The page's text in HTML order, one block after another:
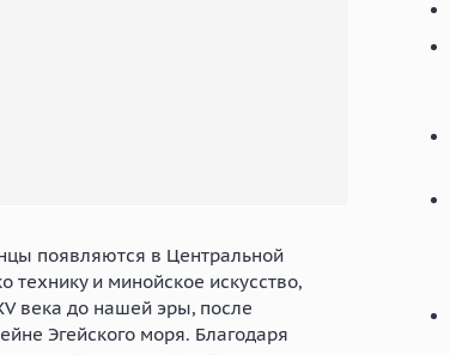
появляются в Центральной
технику и минойское искусство,
века до нашей эры, после
Эгейского моря. Благодаря